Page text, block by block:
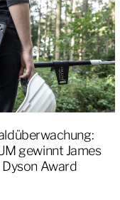
gewinnt James
Dyson Award